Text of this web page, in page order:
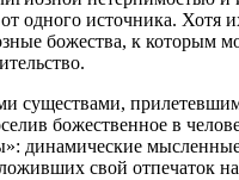
одного источника. Хотя
божества, к которым
существами,
божественное в
динамические
свой отпечаток на